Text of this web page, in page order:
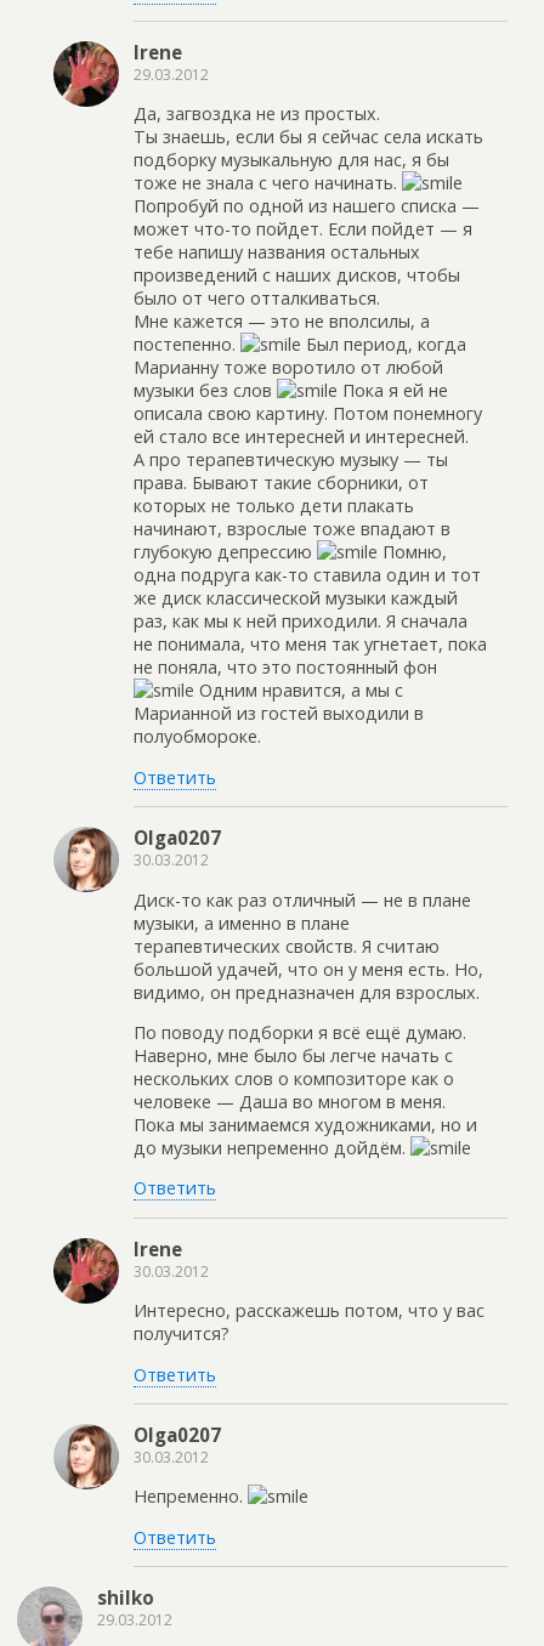
Irene
29.03.2012
Да, загвоздка не из простых.
Ты знаешь, если бы я сейчас села искать
подборку музыкальную для нас, я бы
тоже не знала с чего начинать.
Попробуй по одной из нашего списка —
может что-то пойдет. Если пойдет — я
тебе напишу названия остальных
произведений с наших дисков, чтобы
было от чего отталкиваться.
Мне кажется — это не вполсилы, а
постепенно.
Был период, когда
Марианну тоже воротило от любой
музыки без слов
Пока я ей не
описала свою картину. Потом понемногу
ей стало все интересней и интересней.
А про терапевтическую музыку — ты
права. Бывают такие сборники, от
которых не только дети плакать
начинают, взрослые тоже впадают в
глубокую депрессию
Помню,
одна подруга как-то ставила один и тот
же диск классической музыки каждый
раз, как мы к ней приходили. Я сначала
не понимала, что меня так угнетает, пока
не поняла, что это постоянный фон
Одним нравится, а мы с
Марианной из гостей выходили в
полуобмороке.
Ответить
Olga0207
30.03.2012
Диск-то как раз отличный — не в плане
музыки, а именно в плане
терапевтических свойств. Я считаю
большой удачей, что он у меня есть. Но,
видимо, он предназначен для взрослых.
По поводу подборки я всё ещё думаю.
Наверно, мне было бы легче начать с
нескольких слов о композиторе как о
человеке — Даша во многом в меня.
Пока мы занимаемся художниками, но и
до музыки непременно дойдём.
Ответить
Irene
30.03.2012
Интересно, расскажешь потом, что у вас
получится?
Ответить
Olga0207
30.03.2012
Непременно.
Ответить
shilko
29.03.2012